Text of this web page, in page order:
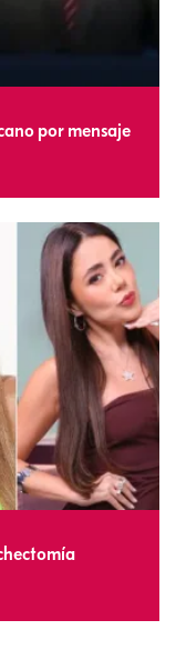
por mensaje